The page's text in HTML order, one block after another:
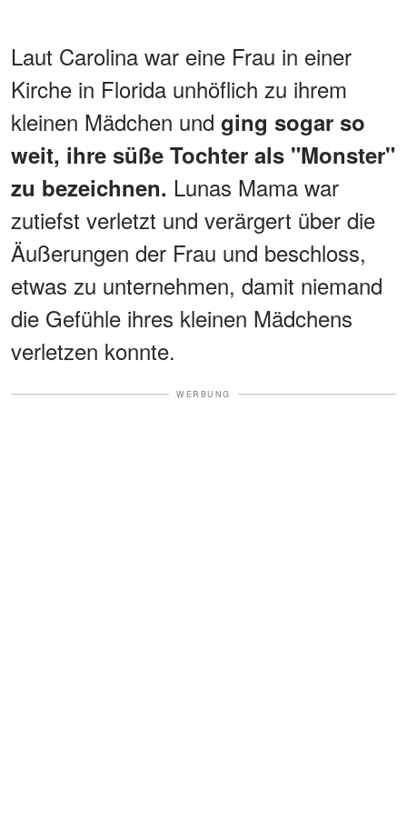
Laut Carolina war eine Frau in einer
Kirche in Florida unhöflich zu ihrem
kleinen Mädchen und ging sogar so
weit, ihre süße Tochter als "Monster"
zu bezeichnen. Lunas Mama war
zutiefst verletzt und verärgert über die
Äußerungen der Frau und beschloss,
etwas zu unternehmen, damit niemand
die Gefühle ihres kleinen Mädchens
verletzen konnte.
WERBUNG